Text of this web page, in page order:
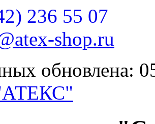
236 55 07
shop.ru
обновлена: